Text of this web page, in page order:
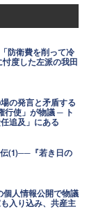
防衛費を削って冷
度した左派の我田
の発言と矛盾する
行使」が物議 ─ ト
追及」にある
伝(1)──『若き日の
個人情報公開で物議
入り込み、共産主